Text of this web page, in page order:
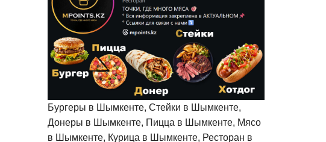
Бургеры в Шымкенте, Стейки в Шымкенте,
Донеры в Шымкенте, Пицца в Шымкенте, Мясо
в Шымкенте, Курица в Шымкенте, Ресторан в